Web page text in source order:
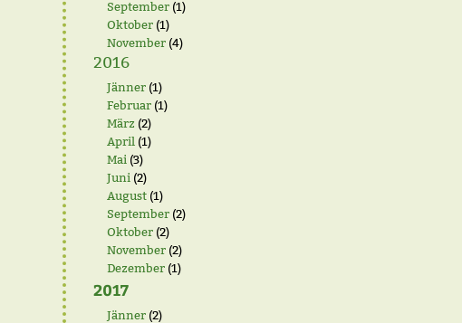
September(1)
Oktober(1)
November(4)
2016
Jänner(1)
Februar(1)
März (2)
April (1)
Mai (3)
Juni (2)
August(1)
September(2)
Oktober(2)
November(2)
Dezember(1)
2017
Jänner(2)